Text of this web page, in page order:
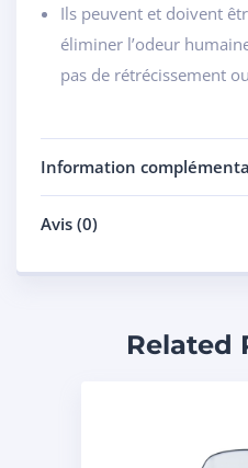
Ils peuvent et doivent
éliminer l’odeur
pas de rétrécissement
Information
Avis (0)
Related